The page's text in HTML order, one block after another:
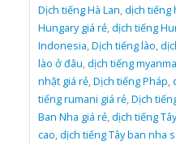
Dịch tiếng Hà Lan,dịch tiếng
Hungary giá rẻ,dịch tiếng
Indonesia,Dịch tiếng lào,
lào ở đâu,dịch tiếng
nhật giá rẻ,Dịch tiếng Pháp,
tiếng rumani giá rẻ,Dịch
Ban Nha giá rẻ,dịch tiếng
cao,dịch tiếng Tây ban nha